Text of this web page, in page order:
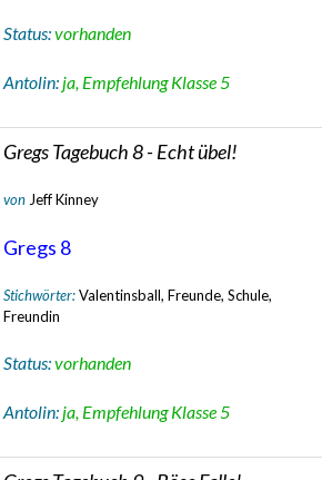
Status:vorhanden
Antolin: ja, Empfehlung Klasse 5
Gregs Tagebuch 8 - Echt übel!
von Jeff Kinney
Gregs 8
Stichwörter:Valentinsball, Freunde, Schule,
Freundin
Status:vorhanden
Antolin: ja, Empfehlung Klasse 5